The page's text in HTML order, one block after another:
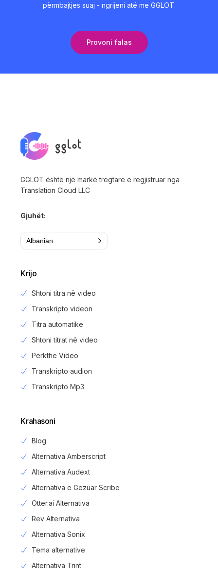
përmbajtjes suaj - ngrijeni atë me GGLOT.
Provoni falas
GGLOT është një markë tregtare e regjistruar nga
Translation Cloud LLC
Gjuhët:
Albanian
Krijo
Shtoni titra në video
Transkripto videon
Titra automatike
Shtoni titrat në video
Përkthe Video
Transkripto audion
Transkripto Mp3
Krahasoni
Blog
Alternativa Amberscript
Alternativa Audext
Alternativa e Gëzuar Scribe
Otter.ai Alternativa
Rev Alternativa
Alternativa Sonix
Tema alternative
Alternativa Trint